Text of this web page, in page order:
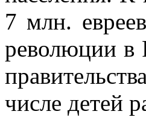
7 млн.
революции в
числе детей